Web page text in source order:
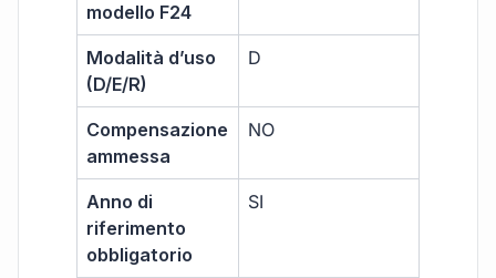
modello F24
Modalità d’uso
(D/E/R)
D
Compensazione
ammessa
NO
Anno di
riferimento
obbligatorio
SI